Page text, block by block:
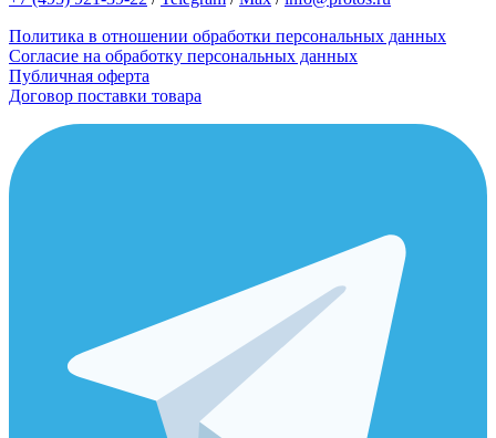
Политика в отношении обработки персональных данных
Согласие на обработку персональных данных
Публичная оферта
Договор поставки товара